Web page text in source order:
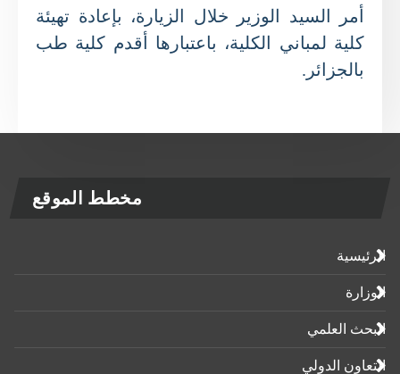
أمر السيد الوزير خلال الزيارة، بإعادة تهيئة
كلية لمباني الكلية، باعتبارها أقدم كلية طب
بالجزائر.
مخطط الموقع
الرئيسية
الوزارة
البحث العلمي
التعاون الدولي